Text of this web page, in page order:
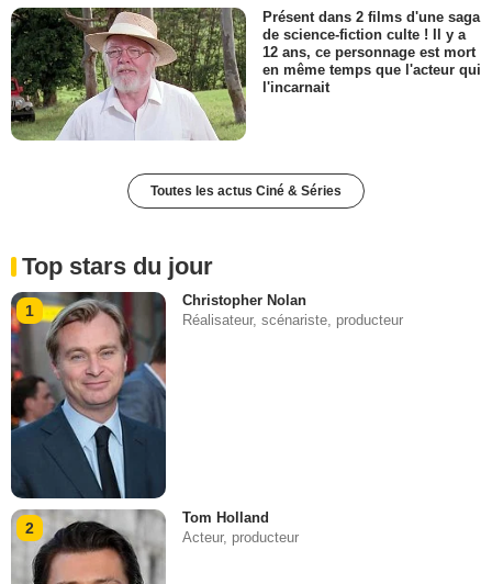
Présent dans 2 films d'une saga
de science-fiction culte ! Il y a
12 ans, ce personnage est mort
en même temps que l'acteur qui
l'incarnait
Toutes les actus Ciné & Séries
Top stars du jour
1
Christopher Nolan
Réalisateur, scénariste, producteur
2
Tom Holland
Acteur, producteur